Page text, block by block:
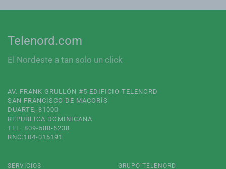
Telenord.com
El Nordeste a tan solo un click
AV. FRANK GRULLÓN #5 EDIFICIO TELENORD
SAN FRANCISCO DE MACORÍS
DUARTE, 31000
REPUBLICA DOMINICANA
TEL: 809-588-6238
RNC:104-016191
SERVICIOS GRUPO TELENORD